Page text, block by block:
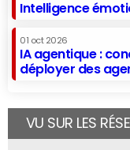
Intelligence
01 oct 2026
IA agentique :
déployer des
VU SUR LES